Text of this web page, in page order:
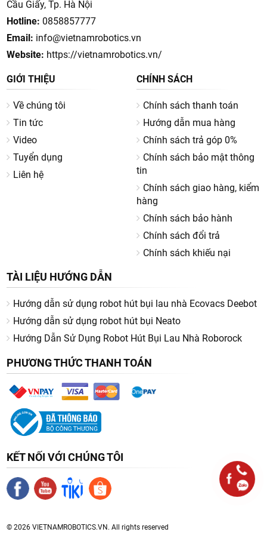
Lợi ích khi sử dụng robot hút bụi lau nhà
1. Tiết kiệm thời gian & công sức
Chỉ cần một thao tác bấm nút, robot có thể tự động làm
chăm sóc gia đình.
2. Làm sạch toàn diện
Robot không chỉ hút bụi, lông thú cưng mà cònlau sàn, loại
bỏ vết bẩn cứng đầu, mang lại không gian sạch sẽ, an toàn
cho trẻ nhỏ.
3. Công nghệ thông minh
Hầu hết các mẫu robot hiện nay đều được trang bị
nghệ điều hướng LiDAR, camera AI, cảm biến 3D
, giúp tránh
4. Phù hợp với gia đình có thú cưng
Lông chó, mèo thường gây khó chịu nếu dùng chổi thông
thường. Robot với lực hút mạnh (7000 - 25.000Pa) và
chống rối tóc
sẽ xử lý hiệu quả tình huống này.
Những thương hiệu robot hút bụi lau nhà
Roborock
Thương hiệu đến từ Trung Quốc, nổi tiếng với công nghệ
HyperForce hút mạnh,
đa năng có khả năng tự giặt, sấy khô khăn lau.
MaxV, Roborock Saros 10
Ưu điểm: Công nghệ tiên tiến, lực hút mạnh, app thông
minh.
Cầu Giấy, Tp. Hà Nội
Hotline: 0858857777
Email: info@vietnamrobotics.vn
Website: https://vietnamrobotics.vn/
GIỚI THIỆU
Về chúng tôi
Tin tức
Video
Tuyển dụng
Liên hệ
CHÍNH SÁCH
Chính sách thanh toán
Hướng dẫn mua hàng
Chính sách trả góp 0%
Chính sách bảo mật thông
tin
Chính sách giao hàng, kiểm
hàng
Chính sách bảo hành
Chính sách đổi trả
Chính sách khiếu nại
TÀI LIỆU HƯỚNG DẪN
Hướng dẫn sử dụng robot hút bụi lau nhà Ecovacs Deebot
Hướng dẫn sử dụng robot hút bụi Neato
Hướng Dẫn Sử Dụng Robot Hút Bụi Lau Nhà Roborock
PHƯƠNG THỨC THANH TOÁN
KẾT NỐI VỚI CHÚNG TÔI
© 2026 VIETNAMROBOTICS.VN. All rights reserved